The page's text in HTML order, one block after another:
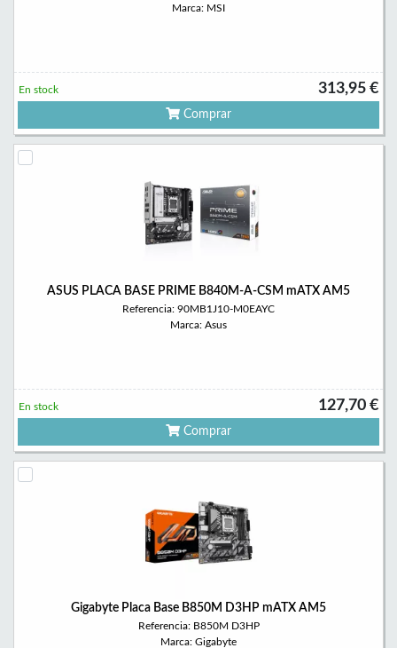
Marca: MSI
313,95 €
En stock
Comprar
ASUS PLACA BASE PRIME B840M-A-CSM mATX AM5
Referencia: 90MB1J10-M0EAYC
Marca: Asus
127,70 €
En stock
Comprar
Gigabyte Placa Base B850M D3HP mATX AM5
Referencia: B850M D3HP
Marca: Gigabyte